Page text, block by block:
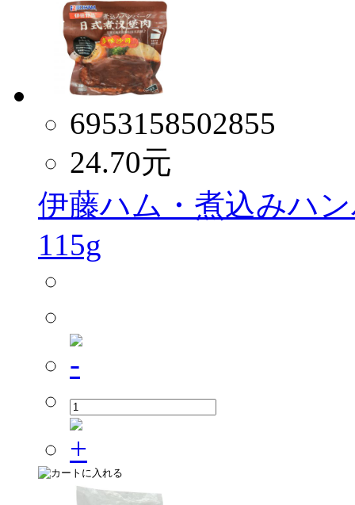
6953158502855
24.70元
伊藤ハム・煮込みハ
115g